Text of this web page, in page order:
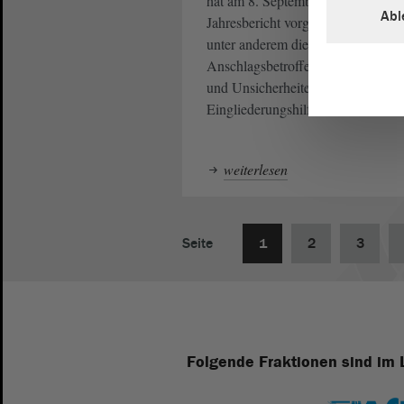
Jahresbericht vorgestellt. Themen
unter anderem die Versorgung der
Anschlagsbetroffenen von
und Unsicherheiten im Bereich der
Eingliederungshilfe.
weiterlesen
Seite 1 2 3
Folgende Fraktionen sind im